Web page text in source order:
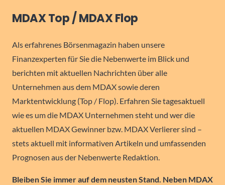
MDAX Top / MDAX Flop
Als erfahrenes Börsenmagazin haben unsere
Finanzexperten für Sie die Nebenwerte im Blick und
berichten mit aktuellen Nachrichten über alle
Unternehmen aus dem MDAX sowie deren
Marktentwicklung (Top / Flop). Erfahren Sie tagesaktuell
wie es um die MDAX Unternehmen steht und wer die
aktuellen MDAX Gewinner bzw. MDAX Verlierer sind –
stets aktuell mit informativen Artikeln und umfassenden
Prognosen aus der Nebenwerte Redaktion.
Bleiben Sie immer auf dem neusten Stand. Neben MDAX